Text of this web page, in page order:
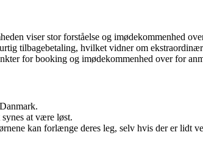
viser stor forståelse og imødekommenhed
tilbagebetaling, hvilket vidner om
for booking og imødekommenhed over for
at være løst.
kan forlænge deres leg, selv hvis der er lidt